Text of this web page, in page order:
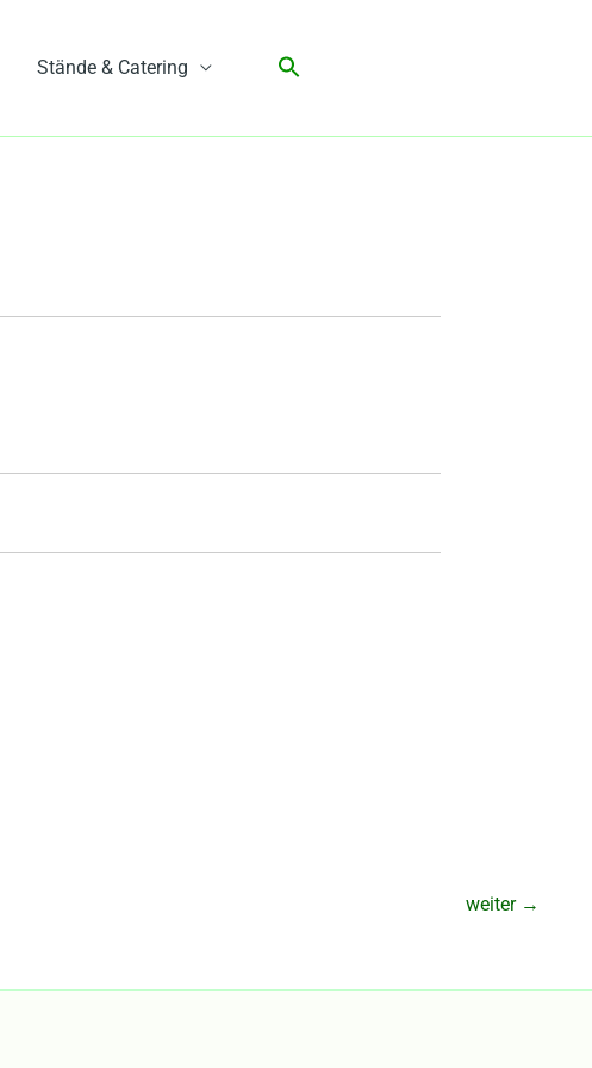
Stände & Catering
weiter →